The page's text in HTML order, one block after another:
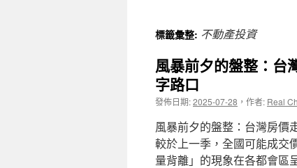
標籤彙整: 不動產投資
風暴前夕的盤整：台
字路口
發佈日期:2025-07-28 ， 作者: Real
風暴前夕的盤整：台灣房價
較於上一季，全國可能成交
量背離」的現象在各都會區